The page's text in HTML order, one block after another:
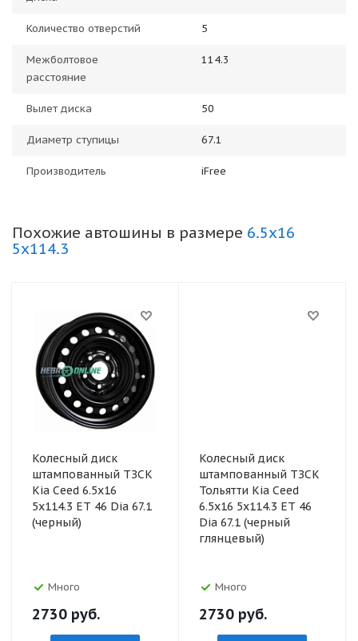
Количество отверстий 5
Межболтовое
расстояние
114.3
Вылет диска 50
Диаметр ступицы 67.1
Производитель iFree
Похожие автошины в размере 6.5x16
5x114.3
Колесный диск
штампованный ТЗСК
Kia Ceed 6.5x16
5x114.3 ET 46 Dia 67.1
(черный)
Много
2730 руб.
Колесный диск
штампованный ТЗСК
Тольятти Kia Ceed
6.5x16 5x114.3 ET 46
Dia 67.1 (черный
глянцевый)
Много
2730 руб.